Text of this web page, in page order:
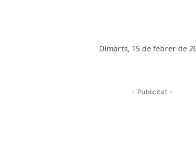
Dimarts, 15 de febrer de
- Publicitat -